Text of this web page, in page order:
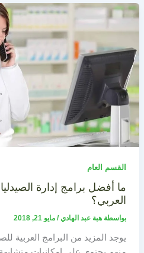
القسم العام
ما أفضل برامج إدارة
العربي؟
بواسطة هبة عبد الهادي/ مايو 21, 2018
يوجد المزيد من البرامج العربية